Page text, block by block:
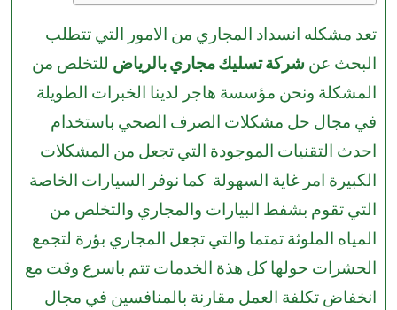
تعد مشكله انسداد المجاري من الامور التي تتطلب
البحث عن شركة تسليك مجاري بالرياض للتخلص من
المشكلة ونحن مؤسسة هاجر لدينا الخبرات الطويلة
في مجال حل مشكلات الصرف الصحي باستخدام
احدث التقنيات الموجودة التي تجعل من المشكلات
الكبيرة امر غاية السهولة كما نوفر السيارات الخاصة
التي تقوم بشفط البيارات والمجاري والتخلص من
المياه الملوثة تمتما والتي تجعل المجاري بؤرة لتجمع
الحشرات حولها كل هذة الخدمات تتم باسرع وقت مع
انخفاض تكلفة العمل مقارنة بالمنافسين في مجال